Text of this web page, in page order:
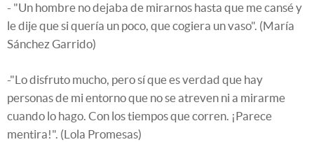
- "Un hombre no dejaba de mirarnos hasta que me cansé y
le dije que si quería un poco, que cogiera un vaso". (María
Sánchez Garrido)
-"Lo disfruto mucho, pero sí que es verdad que hay
personas de mi entorno que no se atreven ni a mirarme
cuando lo hago. Con los tiempos que corren. ¡Parece
mentira!". (Lola Promesas)